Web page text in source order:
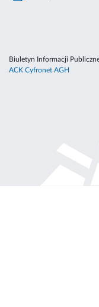
Biuletyn Informacji
ACK Cyfronet AGH